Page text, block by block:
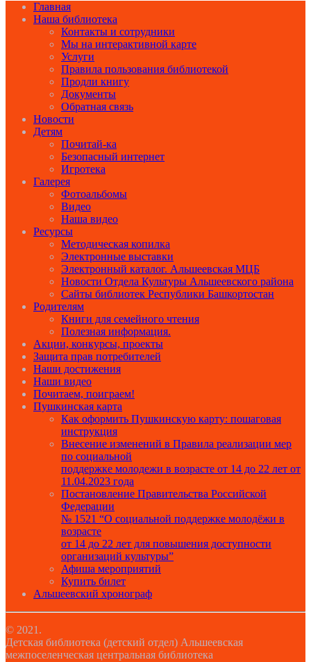
Главная
Наша библиотека
Контакты и сотрудники
Мы на интерактивной карте
Услуги
Правила пользования библиотекой
Продли книгу
Документы
Обратная связь
Новости
Детям
Почитай-ка
Безопасный интернет
Игротека
Галерея
Фотоальбомы
Видео
Наша видео
Ресурсы
Методическая копилка
Электронные выставки
Электронный каталог. Альшеевская МЦБ
Новости Отдела Культуры Альшеевского района
Сайты библиотек Республики Башкортостан
Родителям
Книги для семейного чтения
Полезная информация.
Акции, конкурсы, проекты
Защита прав потребителей
Наши достижения
Наши видео
Почитаем, поиграем!
Пушкинская карта
Как оформить Пушкинскую карту: пошаговая
инструкция
Внесение изменений в Правила реализации мер
по социальной
поддержке молодежи в возрасте от 14 до 22 лет от
11.04.2023 года
Постановление Правительства Российской
Федерации
№ 1521 “О социальной поддержке молодёжи в
возрасте
от 14 до 22 лет для повышения доступности
организаций культуры”
Афиша мероприятий
Купить билет
Альшеевский хронограф
© 2021.
Детская библиотека (детский отдел) Альшеевская
межпоселенческая центральная библиотека